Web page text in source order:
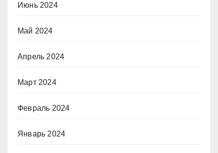
Июнь 2024
Май 2024
Апрель 2024
Март 2024
Февраль 2024
Январь 2024